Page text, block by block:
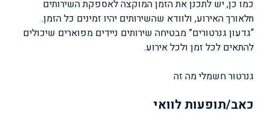
כמו כן, יש לתכנן את הזמן המוקצה לאספקת השירותים
nלאורך האירוע, ולוודא שהשירותים יהיו זמינים כל הזמן.
“גדעון גנרטורים” מבטיחה שירותים ניידים מפוארים שיכולים
להתאים לכל זמן ולכל אירוע.
גנרטור חשמלי מה זה
כאב/תופעות לוואי